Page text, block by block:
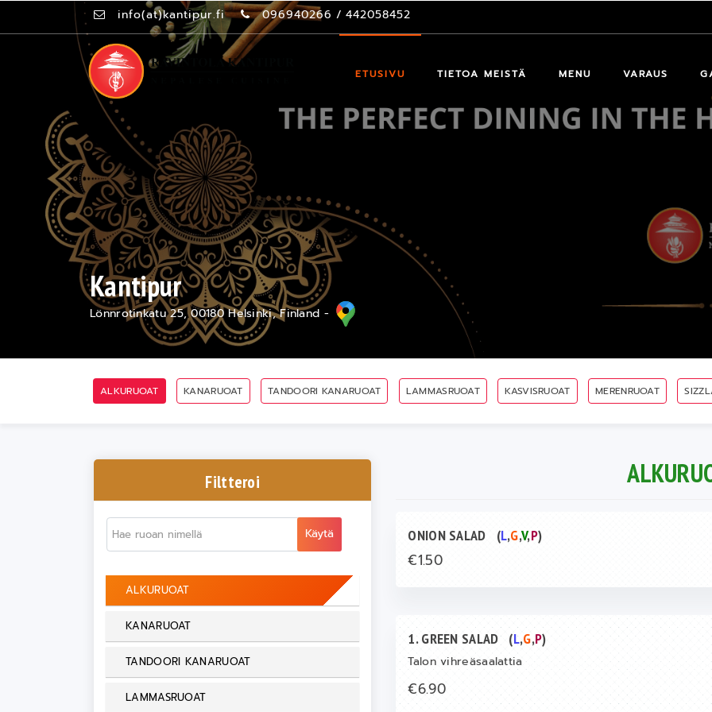
info(at)kantipur.fi 096940266 /442058452
ETUSIVU TIETOA MEISTÄ MENU VARAUS
Kantipur
Lönnrotinkatu 25, 00180 Helsinki, Finland -
ALKURUOAT KANARUOAT TANDOORI KANARUOAT LAMMASRUOAT KASVISRUOAT MERENRUOAT
Filtteroi
Käytä
ALKURUOAT
KANARUOAT
TANDOORI KANARUOAT
LAMMASRUOAT
ONION SALAD (L,G,V,P)
€1.50
1. GREEN SALAD (L,G,P)
Talon vihreäsaalattia
€6.90